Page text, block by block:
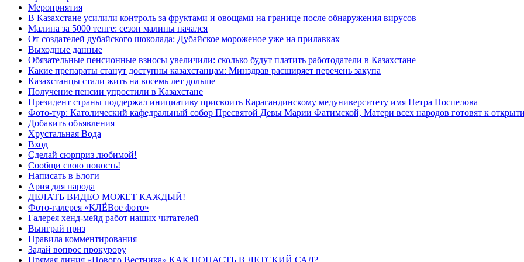
Мероприятия
В Казахстане усилили контроль за фруктами и овощами на границе после обнаружения вирусов
Малина за 5000 тенге: сезон малины начался
От создателей дубайского шоколада: Дубайское мороженое уже на прилавках
Выходные данные
Обязательные пенсионные взносы увеличили: сколько будут платить работодатели в Казахстане
Какие препараты станут доступны казахстанцам: Минздрав расширяет перечень закупа
Казахстанцы стали жить на восемь лет дольше
Получение пенсии упростили в Казахстане
Президент страны поддержал инициативу присвоить Карагандинскому медуниверситету имя Петра Поспелова
Фото-тур: Католический кафедральный собор Пресвятой Девы Марии Фатимской, Матери всех народов готовят к
Добавить объявления
Хрустальная Вода
Вход
Сделай сюрприз любимой!
Сообщи свою новость!
Написать в Блоги
Ария для народа
ДЕЛАТЬ ВИДЕО МОЖЕТ КАЖДЫЙ!
Фото-галерея «КЛЁВое фото»
Галерея хенд-мейд работ наших читателей
Выиграй приз
Правила комментирования
Задай вопрос прокурору